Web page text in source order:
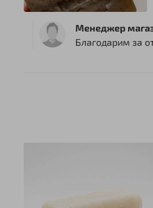
Менеджер
Благодарим за